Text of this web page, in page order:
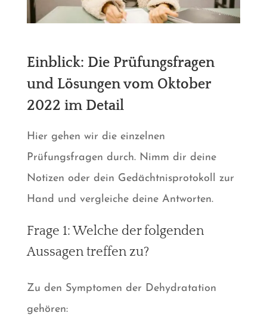
Einblick: Die Prüfungsfragen
und Lösungen vom Oktober
2022 im Detail
Hier gehen wir die einzelnen
Prüfungsfragen durch. Nimm dir deine
Notizen oder dein Gedächtnisprotokoll zur
Hand und vergleiche deine Antworten.
Frage 1: Welche der folgenden
Aussagen treffen zu?
Zu den Symptomen der Dehydratation
gehören: